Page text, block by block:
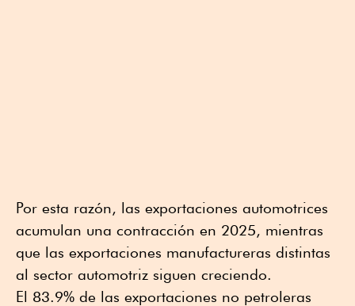
Por esta razón, las exportaciones automotrices
acumulan una contracción en 2025, mientras
que las exportaciones manufactureras distintas
al sector automotriz siguen creciendo.
El 83.9% de las exportaciones no petroleras